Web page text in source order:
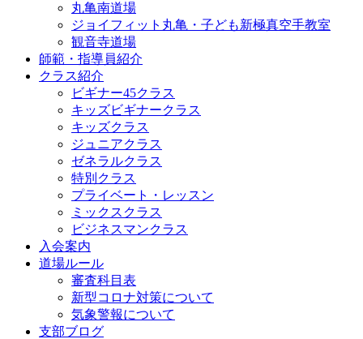
丸亀南道場
ジョイフィット丸亀・子ども新極真空手教室
観音寺道場
師範・指導員紹介
クラス紹介
ビギナー45クラス
キッズビギナークラス
キッズクラス
ジュニアクラス
ゼネラルクラス
特別クラス
プライベート・レッスン
ミックスクラス
ビジネスマンクラス
入会案内
道場ルール
審査科目表
新型コロナ対策について
気象警報について
支部ブログ